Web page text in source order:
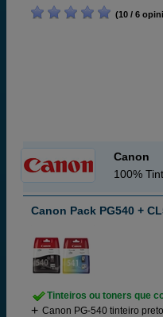
(10 / 6
Canon
100%
Canon Pack PG540 +
Tinteiros ou toners que
Canon PG-540 tinteiro preto